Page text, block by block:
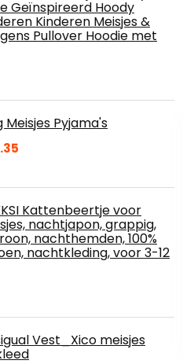
Geïnspireerd Hoody
Kinderen Meisjes &
Pullover Hoodie met
Meisjes Pyjama's
Kattenbeertje voor
nachtjapon, grappig,
nachthemden, 100%
nachtkleding, voor 3-12
Vest_Xico meisjes